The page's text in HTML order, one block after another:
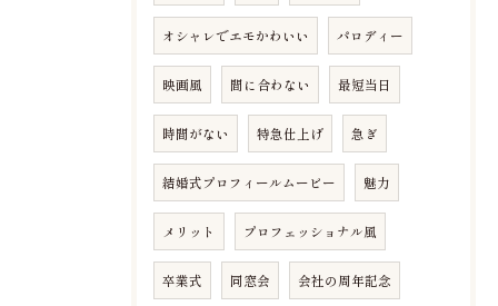
オシャレでエモかわいい パロディー
映画風 間に合わない 最短当日
時間がない 特急仕上げ 急ぎ
結婚式プロフィールムービー 魅力
メリット プロフェッショナル風
卒業式 同窓会 会社の周年記念